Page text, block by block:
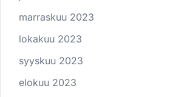
marraskuu 2023
lokakuu 2023
syyskuu 2023
elokuu 2023